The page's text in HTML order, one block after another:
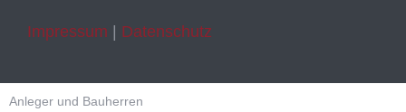
Impressum | Datenschutz
Anleger und Bauherren